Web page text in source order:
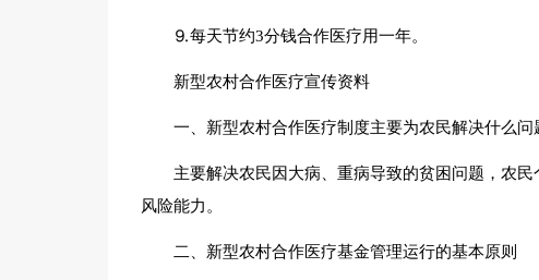
⒐每天节约3分钱合作医疗用一年。
新型农村合作医疗宣传资料
一、新型农村合作医疗制度主要为农民解决什么问
主要解决农民因大病、重病导致的贫困问题，农
风险能力。
二、新型农村合作医疗基金管理运行的基本原则